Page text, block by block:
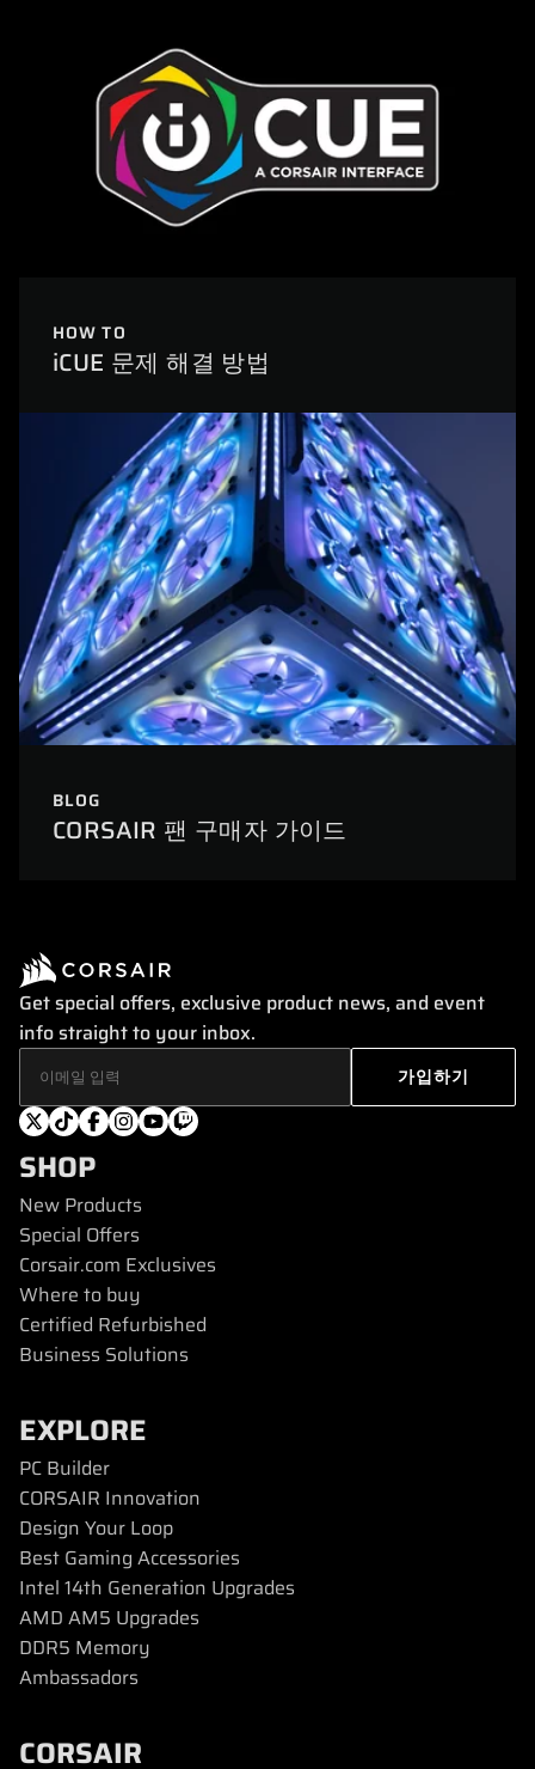
HOW TO
iCUE 문제 해결 방법
BLOG
CORSAIR 팬 구매자 가이드
Get special offers, exclusive product news, and event
info straight to your inbox.
SHOP
New Products
Special Offers
Corsair.com Exclusives
Where to buy
Certified Refurbished
Business Solutions
EXPLORE
PC Builder
CORSAIR Innovation
Design Your Loop
Best Gaming Accessories
Intel 14th Generation Upgrades
AMD AM5 Upgrades
DDR5 Memory
Ambassadors
CORSAIR